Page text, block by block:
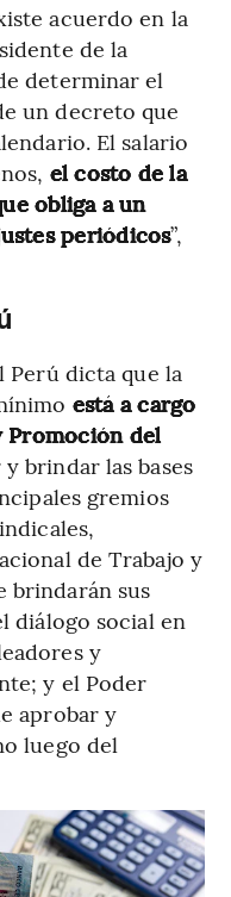
acuerdo en la
de la
determinar el
un decreto que
El salario
el costo de la
obliga a un
periódicos”,
dicta que la
está a cargo
Promoción del
brindar las bases
gremios
de Trabajo y
brindarán sus
diálogo social en
y
y el Poder
aprobar y
luego del